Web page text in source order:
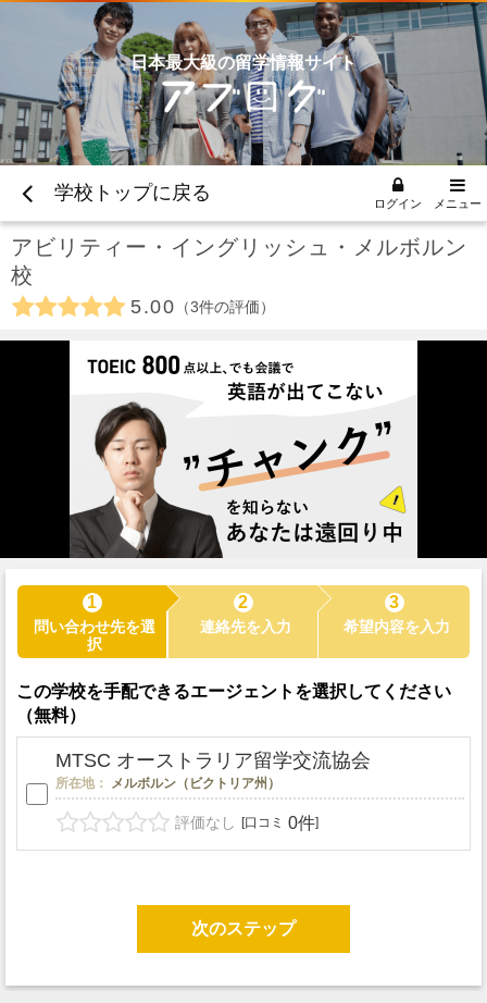
日本最大級の留学情報サイト
学校トップに戻る ログイン メニュー
アビリティー・イングリッシュ・メルボルン
校
5.00 3件の評価
1
問い合わせ先を選
択
2
連絡先を入力
3
希望内容を入力
この学校を手配できるエージェントを選択してください
（無料）
MTSC オーストラリア留学交流協会
所在地： メルボルン（ビクトリア州）
評価なし [口コミ 0件]